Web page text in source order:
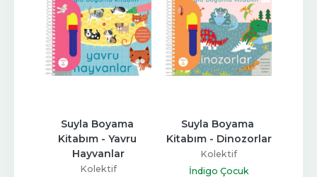
Suyla Boyama
Kitabım - Yavru
Hayvanlar
Kolektif
Suyla Boyama
Kitabım - Dinozorlar
Kolektif
İndigo Çocuk